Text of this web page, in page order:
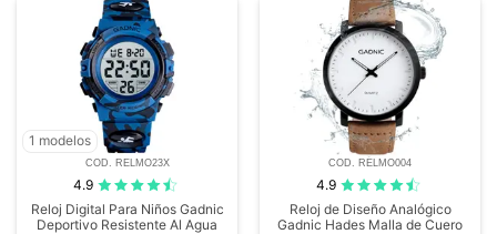
1 modelos
COD. RELMO23X
4.9
Reloj Digital Para Niños Gadnic
Deportivo Resistente Al Agua
COD. RELMO004
4.9
Reloj de Diseño Analógico
Gadnic Hades Malla de Cuero